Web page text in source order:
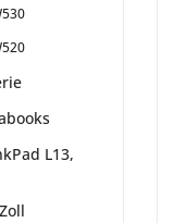
L13,